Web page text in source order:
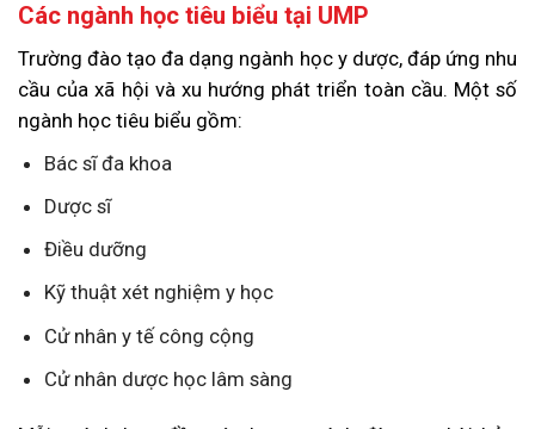
Các ngành học tiêu biểu tại UMP
Trường đào tạo đa dạng ngành học y dược, đáp ứng nhu
cầu của xã hội và xu hướng phát triển toàn cầu. Một số
ngành học tiêu biểu gồm:
Bác sĩ đa khoa
Dược sĩ
Điều dưỡng
Kỹ thuật xét nghiệm y học
Cử nhân y tế công cộng
Cử nhân dược học lâm sàng